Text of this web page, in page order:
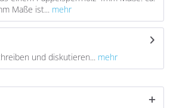
Maße ist... mehr
und diskutieren... mehr